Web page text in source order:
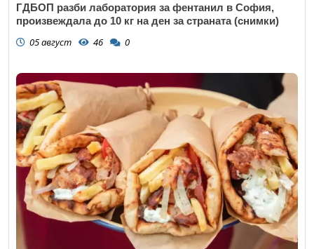
ГДБОП разби лаборатория за фентанил в София,
произвеждала до 10 кг на ден за страната (снимки)
05 август 46 0